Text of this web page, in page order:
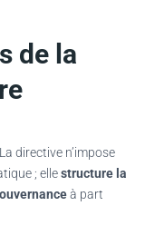
de la
La directive n’impose
; ellestructure la
à part